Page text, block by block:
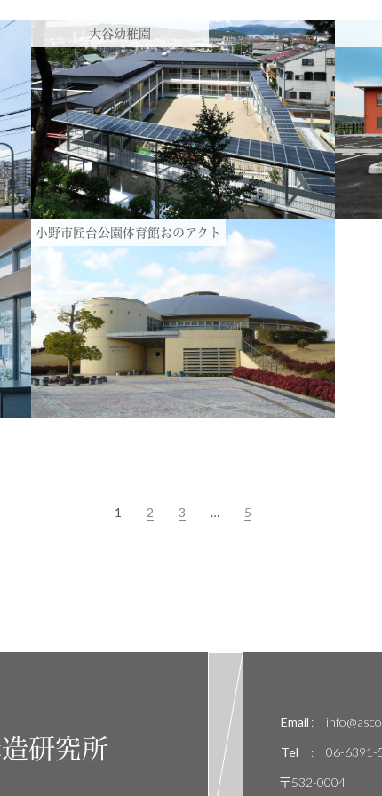
大谷幼稚園
小野市匠台公園体育館おのアクト
1 2 3 … 5
研究所
Email :
Tel
:
06-6391-
〒532-0004